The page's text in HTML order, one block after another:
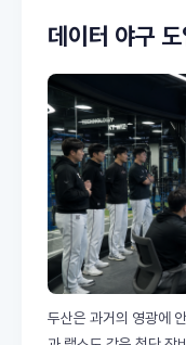
데이터 야구
두산은 과거의 영광에